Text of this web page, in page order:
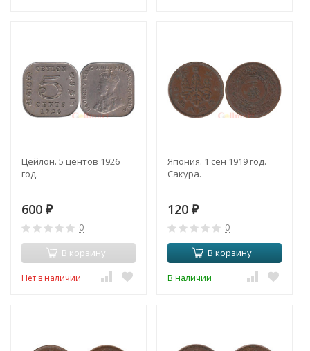
Цейлон. 5 центов 1926
год.
600 ₽
0
В корзину
Нет в наличии
Япония. 1 сен 1919 год.
Сакура.
120 ₽
0
В корзину
В наличии